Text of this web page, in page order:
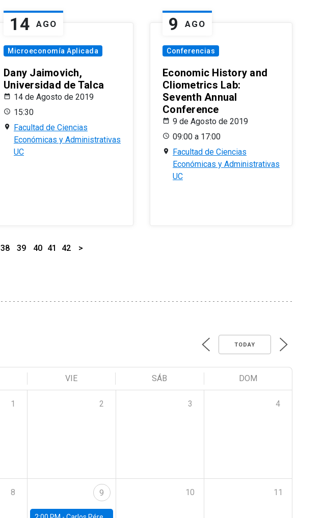
14 AGO
Microeconomía Aplicada
Dany Jaimovich,
Universidad de Talca
14 de Agosto de 2019
15:30
Facultad de Ciencias
Económicas y Administrativas
UC
9 AGO
Conferencias
Economic History and
Cliometrics Lab:
Seventh Annual
Conference
9 de Agosto de 2019
09:00 a 17:00
Facultad de Ciencias
Económicas y Administrativas
UC
38 39 40 41 42 >
TODAY
VIE SÁB DOM
1 2 3 4
8 9 10 11